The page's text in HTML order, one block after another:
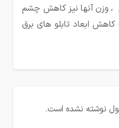
، وزن آنها نیز کاهش چشم
ابعاد تابلو های برق
نوشته نشده است.